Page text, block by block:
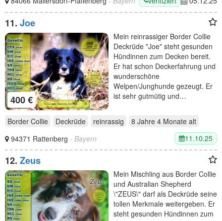
11. Joe
400 €
Mein reinrassiger Border Collie
Deckrüde "Joe" steht gesunden
Hündinnen zum Decken bereit.
Er hat schon Deckerfahrung und
wunderschöne
Welpen/Junghunde gezeugt. Er
ist sehr gutmütig und…
Border Collie Deckrüde reinrassig 8 Jahre 4 Monate alt
94371 Rattenberg - Bayern 11.10.25
12. Zeus
Mein Mischling aus Border Collie
und Australian Shepherd
\"ZEUS\" darf als Deckrüde seine
tollen Merkmale weitergeben. Er
steht gesunden Hündinnen zum